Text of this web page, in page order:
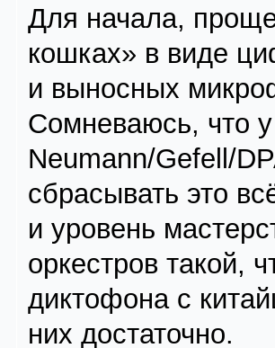
Для начала,
кошках» в виде
и выносных
Сомневаюсь, что
Neumann/Gefell/
сбрасывать это
и уровень
оркестров такой,
диктофона с
них достаточно.